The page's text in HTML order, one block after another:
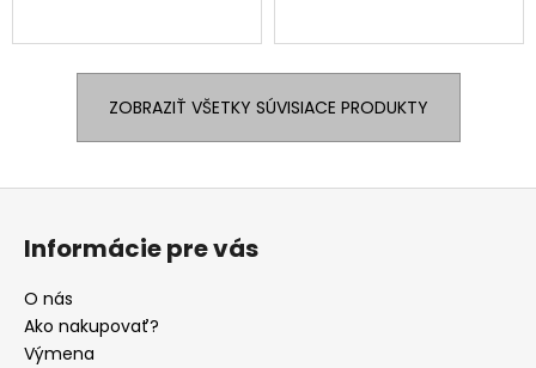
ZOBRAZIŤ VŠETKY SÚVISIACE PRODUKTY
Informácie pre vás
O nás
Ako nakupovať?
Výmena